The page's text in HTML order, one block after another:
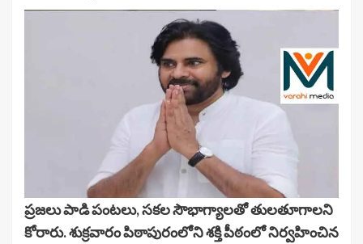
ప్రజలు పాడి పంటలు, సకల సౌభాగ్యాలతో తులతూగాలని
కోరారు. శుక్రవారం పిఠాపురంలోని శక్తి పీఠంలో నిర్వహించిన